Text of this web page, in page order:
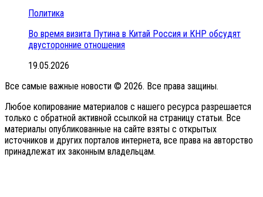
Политика
Во время визита Путина в Китай Россия и КНР обсудят
двусторонние отношения
19.05.2026
Все самые важные новости © 2026. Все права защины.
Любое копирование материалов с нашего ресурса разрешается
только с обратной активной ссылкой на страницу статьи. Все
материалы опубликованные на сайте взяты с открытых
источников и других порталов интернета, все права на авторство
принадлежат их законным владельцам.